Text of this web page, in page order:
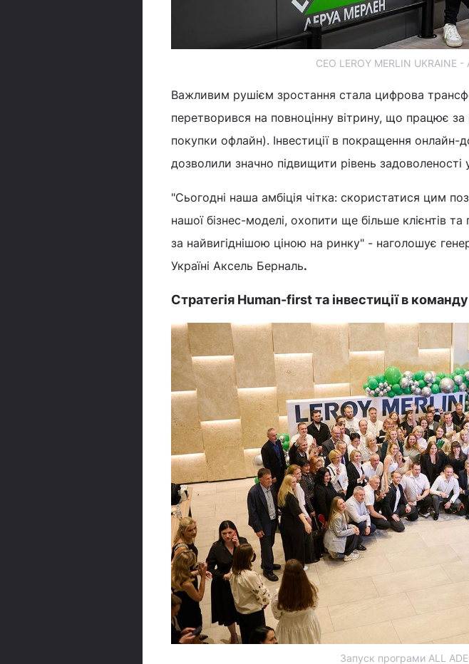
СЕО LEROY MERLIN UKRAINE
Важливим рушієм зростання стала цифрова
перетворився на повноцінну вітрину, що працює
покупки офлайн). Інвестиції в покращення онлайн-
дозволили значно підвищити рівень задоволеності
"Сьогодні наша амбіція чітка: скористатися цим
нашої бізнес-моделі, охопити ще більше клієнтів
за найвигіднішою ціною на ринку" - наголошує
Україні Аксель Берналь.
Стратегія Human-first та інвестиції в команду
Запуск програми ALL